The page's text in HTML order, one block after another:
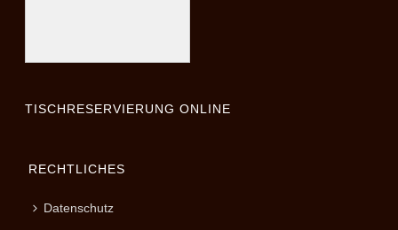
TISCHRESERVIERUNG ONLINE
RECHTLICHES
Datenschutz